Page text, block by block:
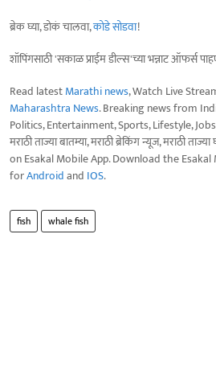
ब्रेक घ्या, डोकं चालवा,कोडे सोडवा!
शॉपिंगसाठी 'सकाळ प्राईम डील्स'च्या भन्नाट ऑफर्स
Read latestMarathi news, Watch Live
Maharashtra News. Breaking news from
Politics, Entertainment, Sports, Lifestyle,
मराठी ताज्या बातम्या, मराठी ब्रेकिंग न्यूज, मराठी
on Esakal Mobile App. Download the
forAndroidand IOS.
fish whale fish